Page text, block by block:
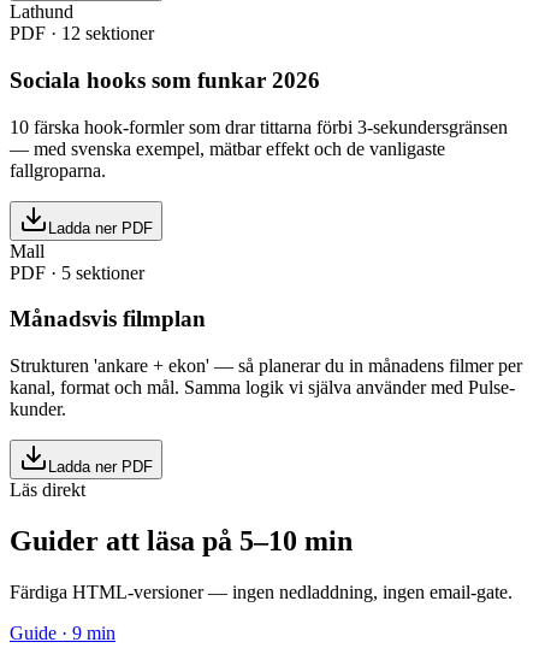
Lathund
PDF · 12 sektioner
Sociala hooks som funkar 2026
10 färska hook-formler som drar tittarna förbi 3-sekundersgränsen
— med svenska exempel, mätbar effekt och de vanligaste
fallgroparna.
Ladda ner PDF
Mall
PDF · 5 sektioner
Månadsvis filmplan
Strukturen 'ankare + ekon' — så planerar du in månadens filmer per
kanal, format och mål. Samma logik vi själva använder med Pulse-
kunder.
Ladda ner PDF
Läs direkt
Guider att läsa på 5–10 min
Färdiga HTML-versioner — ingen nedladdning, ingen email-gate.
Guide · 9 min